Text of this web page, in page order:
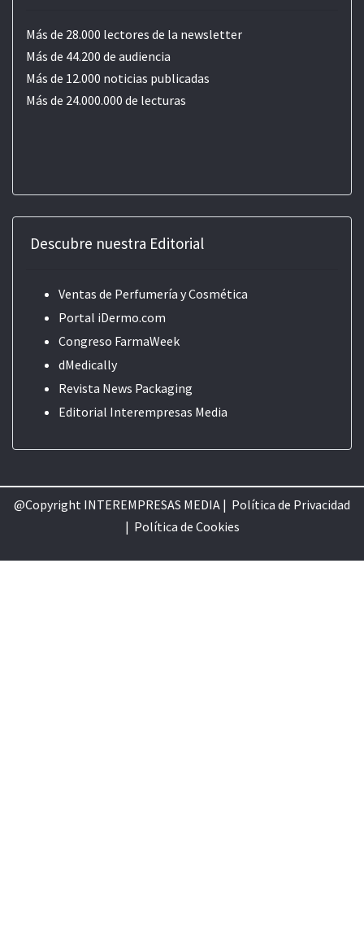
Más de 28.000 lectores de la newsletter
Más de 44.200 de audiencia
Más de 12.000 noticias publicadas
Más de 24.000.000 de lecturas
Descubre nuestra Editorial
Ventas de Perfumería y Cosmética
Portal iDermo.com
Congreso FarmaWeek
dMedically
Revista News Packaging
Editorial Interempresas Media
@Copyright INTEREMPRESAS MEDIA | Política de Privacidad
| Política de Cookies